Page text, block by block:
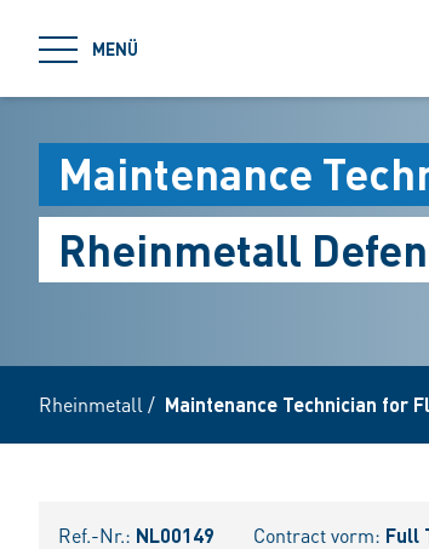
MENÜ
Maintenance
Rheinmetall
Rheinmetall / Maintenance Technician for
Ref.-Nr.: NL00149 Contract vorm: Full